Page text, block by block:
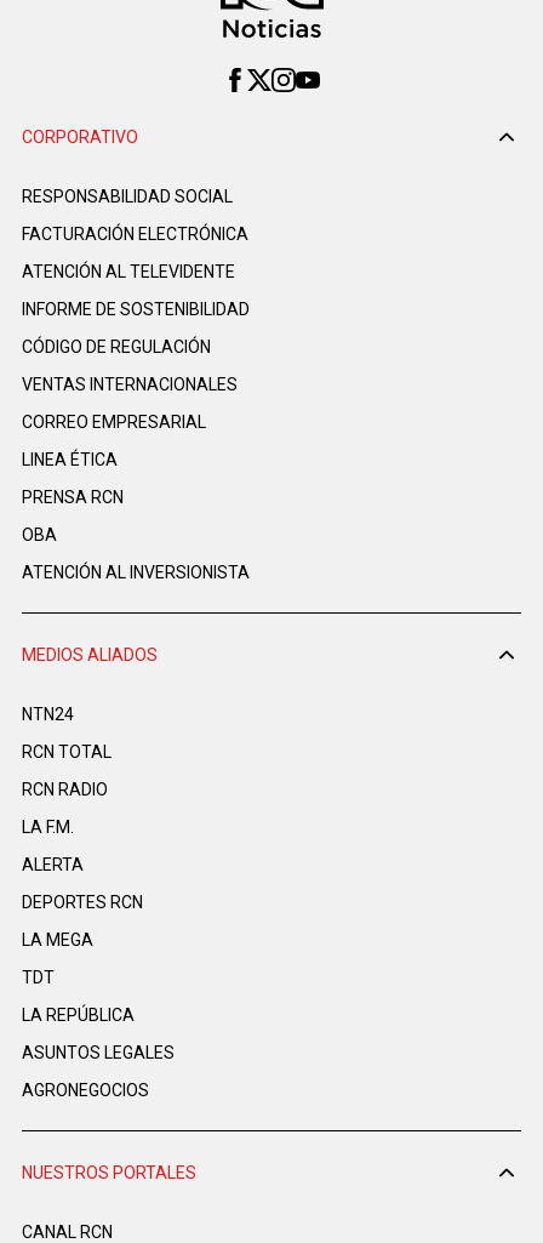
CORPORATIVO
RESPONSABILIDAD SOCIAL
FACTURACIÓN ELECTRÓNICA
ATENCIÓN AL TELEVIDENTE
INFORME DE SOSTENIBILIDAD
CÓDIGO DE REGULACIÓN
VENTAS INTERNACIONALES
CORREO EMPRESARIAL
LINEA ÉTICA
PRENSA RCN
OBA
ATENCIÓN AL INVERSIONISTA
MEDIOS ALIADOS
NTN24
RCN TOTAL
RCN RADIO
LA F.M.
ALERTA
DEPORTES RCN
LA MEGA
TDT
LA REPÚBLICA
ASUNTOS LEGALES
AGRONEGOCIOS
NUESTROS PORTALES
CANAL RCN